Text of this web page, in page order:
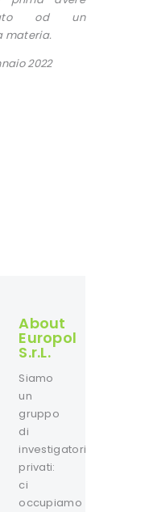
od un
materia.
2022
About
Europol
S.r.L.
Siamo
un
gruppo
di
investigatori
privati:
ci
occupiamo